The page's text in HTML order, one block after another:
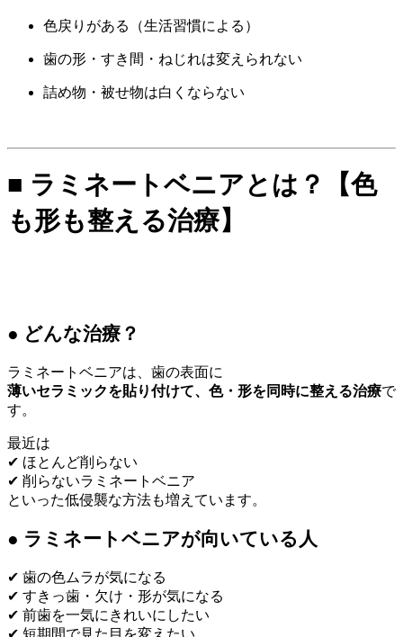
色戻りがある（生活習慣による）
歯の形・すき間・ねじれは変えられない
詰め物・被せ物は白くならない
■ ラミネートベニアとは？【色
も形も整える治療】
● どんな治療？
ラミネートベニアは、歯の表面に
薄いセラミックを貼り付けて、色・形を同時に整える治療で
す。
最近は
✔ ほとんど削らない
✔ 削らないラミネートベニア
といった低侵襲な方法も増えています。
● ラミネートベニアが向いている人
✔ 歯の色ムラが気になる
✔ すきっ歯・欠け・形が気になる
✔ 前歯を一気にきれいにしたい